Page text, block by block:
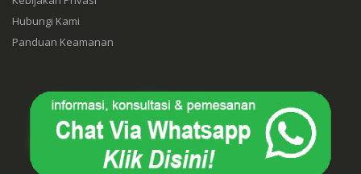
Hubungi Kami
Panduan Keamanan